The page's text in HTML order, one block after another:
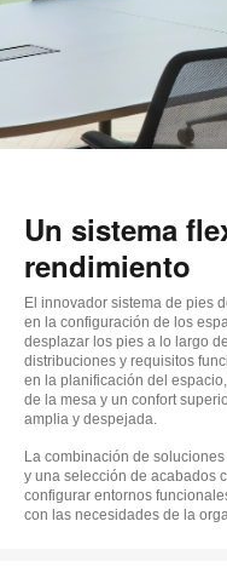
Un sistema
rendimiento
El innovador sistema de pies
en la configuración de los
desplazar los pies a lo largo
distribuciones y requisitos
en la planificación del
de la mesa y un confort
amplia y despejada.
La combinación de
y una selección de acabados
configurar entornos
con las necesidades de la